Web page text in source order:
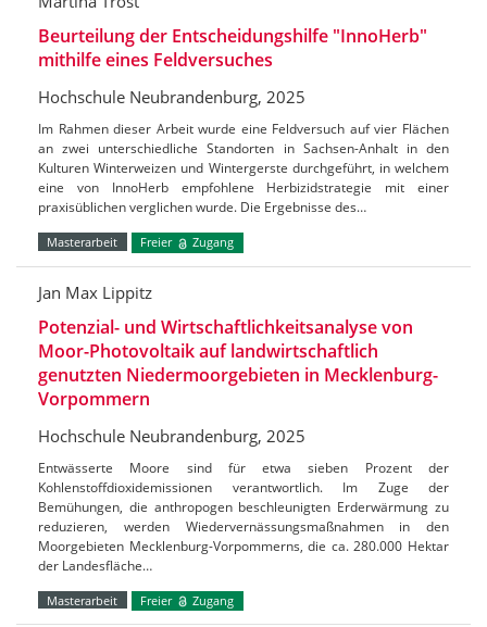
Beurteilung der Entscheidungshilfe "InnoHerb"
mithilfe eines Feldversuches
Hochschule Neubrandenburg, 2025
Im Rahmen dieser Arbeit wurde eine Feldversuch auf vier Flächen
an zwei unterschiedliche Standorten in Sachsen-Anhalt in den
Kulturen Winterweizen und Wintergerste durchgeführt, in welchem
eine von InnoHerb empfohlene Herbizidstrategie mit einer
praxisüblichen verglichen wurde. Die Ergebnisse des…
Masterarbeit Freier Zugang
Jan Max Lippitz
Potenzial- und Wirtschaftlichkeitsanalyse von
Moor-Photovoltaik auf landwirtschaftlich
genutzten Niedermoorgebieten in Mecklenburg-
Vorpommern
Hochschule Neubrandenburg, 2025
Entwässerte Moore sind für etwa sieben Prozent der
Kohlenstoffdioxidemissionen verantwortlich. Im Zuge der
Bemühungen, die anthropogen beschleunigten Erderwärmung zu
reduzieren, werden Wiedervernässungsmaßnahmen in den
Moorgebieten Mecklenburg-Vorpommerns, die ca. 280.000 Hektar
der Landesfläche…
Masterarbeit Freier Zugang